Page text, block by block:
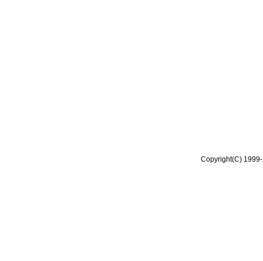
Copyright(C)